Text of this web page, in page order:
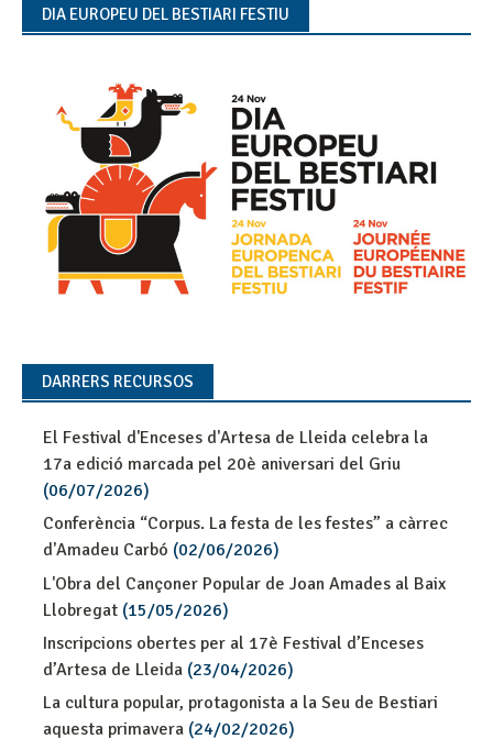
DIA EUROPEU DEL BESTIARI FESTIU
DARRERS RECURSOS
El Festival d'Enceses d'Artesa de Lleida celebra la
17a edició marcada pel 20è aniversari del Griu
(06/07/2026)
Conferència “Corpus. La festa de les festes” a càrrec
d'Amadeu Carbó (02/06/2026)
L'Obra del Cançoner Popular de Joan Amades al Baix
Llobregat (15/05/2026)
Inscripcions obertes per al 17è Festival d’Enceses
d’Artesa de Lleida (23/04/2026)
La cultura popular, protagonista a la Seu de Bestiari
aquesta primavera (24/02/2026)